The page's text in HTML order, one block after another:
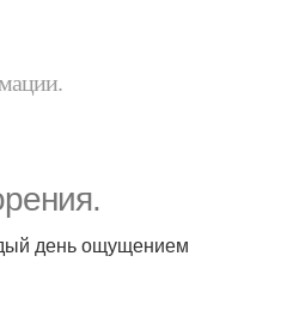
день ощущением